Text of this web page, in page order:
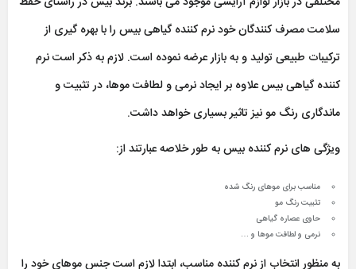
سلامت مصرف کنندگان خود نرم کننده گیاهی بیس را با بهره گیری از
ترکیبات طبیعی تولید و به بازار عرضه نموده است. لازم به ذکر است نرم
کننده گیاهی بیس علاوه بر ایجاد نرمی و لطافت موها، در تثبیت و
ماندگاری رنگ مو نیز تاثیر بسیاری خواهد داشت.
ویژگی های نرم کننده بیس به طور خلاصه عبارتند از:
مناسب برای موهای رنگ شده
تثبیت رنگ مو
حاوی عصاره گیاهی
نرمی و لطافت موها و …
به منظور انتخاب از نرم کننده مناسب، ابتدا لازم است جنس موهای خود را